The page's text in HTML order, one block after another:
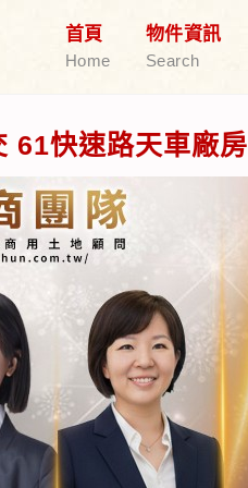
首頁
Home
物件資訊
Search
61快速路天車廠房